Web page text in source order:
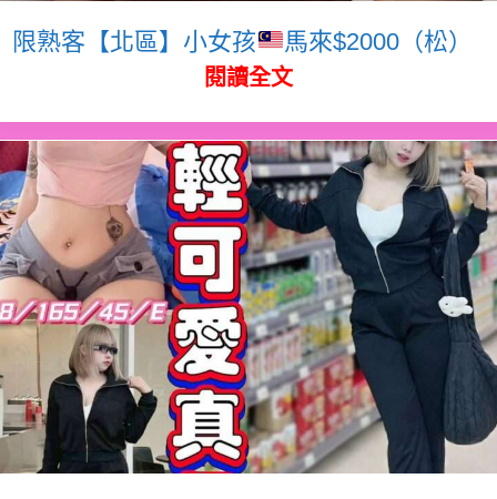
限熟客【北區】小女孩 馬來$2000（松）
閱讀全文